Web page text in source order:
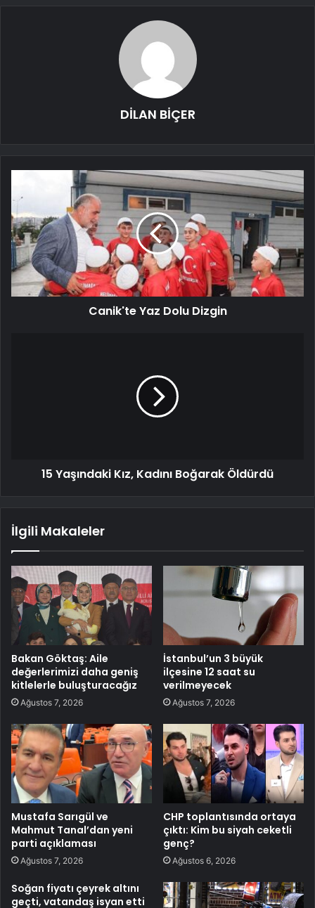
DİLAN BİÇER
Canik'te Yaz Dolu Dizgin
15 Yaşındaki Kız, Kadını Boğarak Öldürdü
İlgili Makaleler
Bakan Göktaş: Aile
değerlerimizi daha geniş
kitlelerle buluşturacağız
Ağustos 7, 2026
İstanbul’un 3 büyük
ilçesine 12 saat su
verilmeyecek
Ağustos 7, 2026
Mustafa Sarıgül ve
Mahmut Tanal’dan yeni
parti açıklaması
Ağustos 7, 2026
CHP toplantısında ortaya
çıktı: Kim bu siyah ceketli
genç?
Ağustos 6, 2026
Soğan fiyatı çeyrek altını
geçti, vatandaş isyan etti